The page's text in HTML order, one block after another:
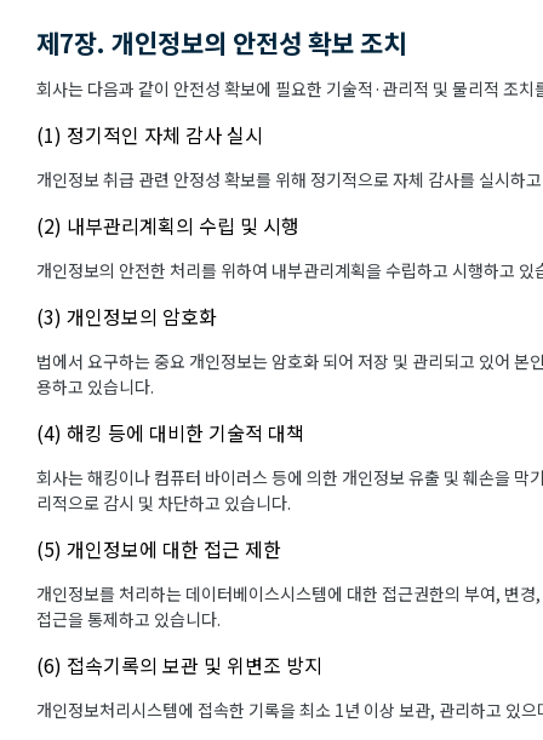
제7장. 개인정보의 안전성 확보 조치
회사는 다음과 같이 안전성 확보에 필요한 기술적·관리적 및 물리적 조치
(1) 정기적인 자체 감사 실시
개인정보 취급 관련 안정성 확보를 위해 정기적으로 자체 감사를 실시하
(2) 내부관리계획의 수립 및 시행
개인정보의 안전한 처리를 위하여 내부관리계획을 수립하고 시행하고 있
(3) 개인정보의 암호화
법에서 요구하는 중요 개인정보는 암호화 되어 저장 및 관리되고 있어
용하고 있습니다.
(4) 해킹 등에 대비한 기술적 대책
회사는 해킹이나 컴퓨터 바이러스 등에 의한 개인정보 유출 및 훼손을
리적으로 감시 및 차단하고 있습니다.
(5) 개인정보에 대한 접근 제한
개인정보를 처리하는 데이터베이스시스템에 대한 접근권한의 부여, 변
접근을 통제하고 있습니다.
(6) 접속기록의 보관 및 위변조 방지
개인정보처리시스템에 접속한 기록을 최소 1년 이상 보관, 관리하고 있